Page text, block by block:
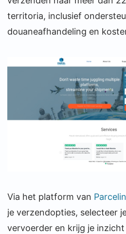
territoria, inclusief
douaneafhandeling en
Via het platform van
je verzendopties, selecteer
vervoerder en krijg je